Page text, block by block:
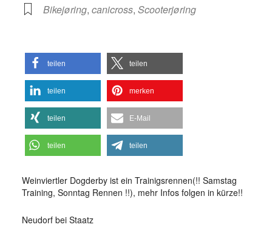
Bikejøring, canicross, Scooterjøring
teilen teilen
teilen merken
teilen E-Mail
teilen teilen
Weinviertler Dogderby ist ein Trainigsrennen(!! Samstag
Training, Sonntag Rennen !!), mehr Infos folgen in kürze!!
Neudorf bei Staatz